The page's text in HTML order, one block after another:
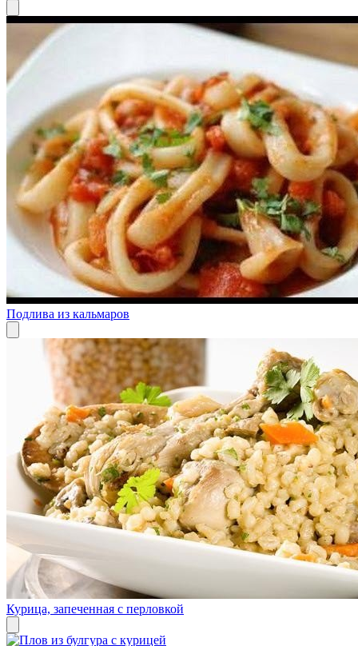
Подлива из кальмаров
Курица, запеченная с перловкой